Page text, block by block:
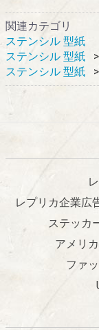
関連カテゴリ
ステンシル 型紙
ステンシル 型紙
ステンシル 型紙
レプリカ企業広
ステッカ
アメリ
ファ